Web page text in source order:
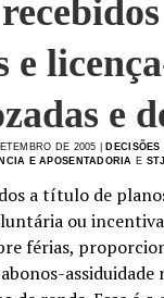
e
e
DE 2005 |
E APOSENTADORIA E STJ
a título de
ou
férias,
assiduidade